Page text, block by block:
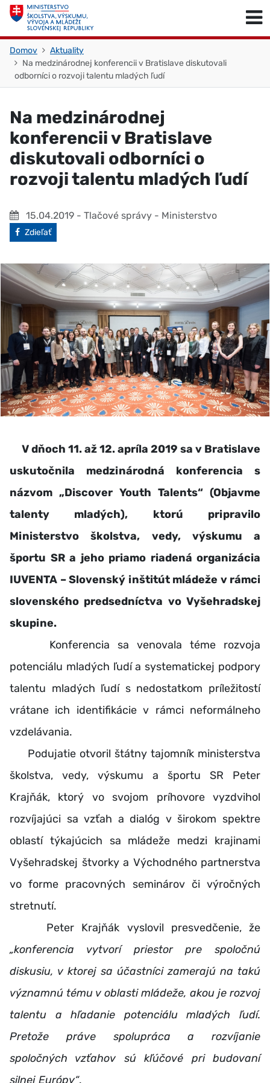
Skočiť na obsah
Domov
Aktuality
Na medzinárodnej konferencii v Bratislave diskutovali
odborníci o rozvoji talentu mladých ľudí
Na medzinárodnej
konferencii v Bratislave
diskutovali odborníci o
rozvoji talentu mladých ľudí
15.04.2019 - Tlačové správy - Ministerstvo
Facebook
Zdieľať
V dňoch 11. až 12. apríla 2019 sa v Bratislave
uskutočnila medzinárodná konferencia s
názvom „Discover Youth Talents“ (Objavme
talenty mladých), ktorú pripravilo
Ministerstvo školstva, vedy, výskumu a
športu SR a jeho priamo riadená organizácia
IUVENTA – Slovenský inštitút mládeže v rámci
slovenského predsedníctva vo Vyšehradskej
skupine.
Konferencia sa venovala téme rozvoja
potenciálu mladých ľudí a systematickej podpory
talentu mladých ľudí s nedostatkom príležitostí
vrátane ich identifikácie v rámci neformálneho
vzdelávania.
Podujatie otvoril štátny tajomník ministerstva
školstva, vedy, výskumu a športu SR Peter
Krajňák, ktorý vo svojom príhovore vyzdvihol
rozvíjajúci sa vzťah a dialóg v širokom spektre
oblastí týkajúcich sa mládeže medzi krajinami
Vyšehradskej štvorky a Východného partnerstva
vo forme pracovných seminárov či výročných
stretnutí.
Peter Krajňák vyslovil presvedčenie, že
„konferencia vytvorí priestor pre spoločnú
diskusiu, v ktorej sa účastníci zamerajú na takú
významnú tému v oblasti mládeže, akou je rozvoj
talentu a hľadanie potenciálu mladých ľudí.
Pretože práve spolupráca a rozvíjanie
spoločných vzťahov sú kľúčové pri budovaní
silnej Európy“.
Skočiť na začiatok stránky